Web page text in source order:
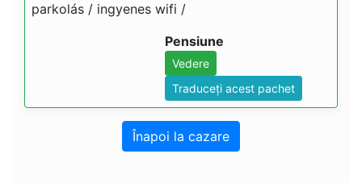
parkolás / ingyenes wifi /
Pensiune
Vedere
Traduceți acest pachet
Înapoi la cazare